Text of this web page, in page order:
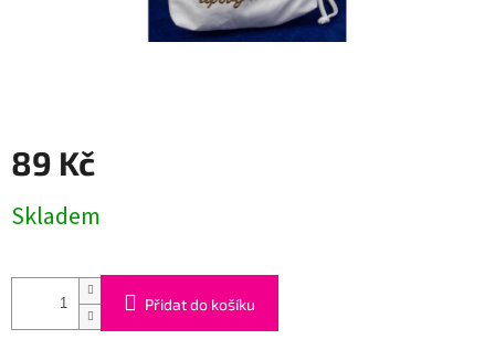
89 Kč
cena:
Skladem
Přidat do košíku